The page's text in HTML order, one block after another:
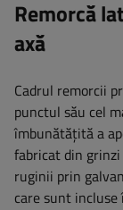
Remorcă
axă
Cadrul remorcii
punctul său cel
îmbunătățită a
fabricat din
ruginii prin
care sunt